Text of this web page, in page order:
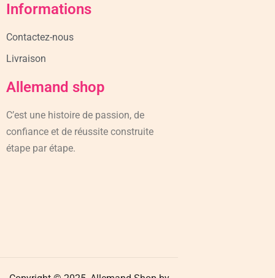
Informations
Contactez-nous
Livraison
Allemand shop
C’est une histoire de passion, de
confiance et de réussite construite
étape par étape.